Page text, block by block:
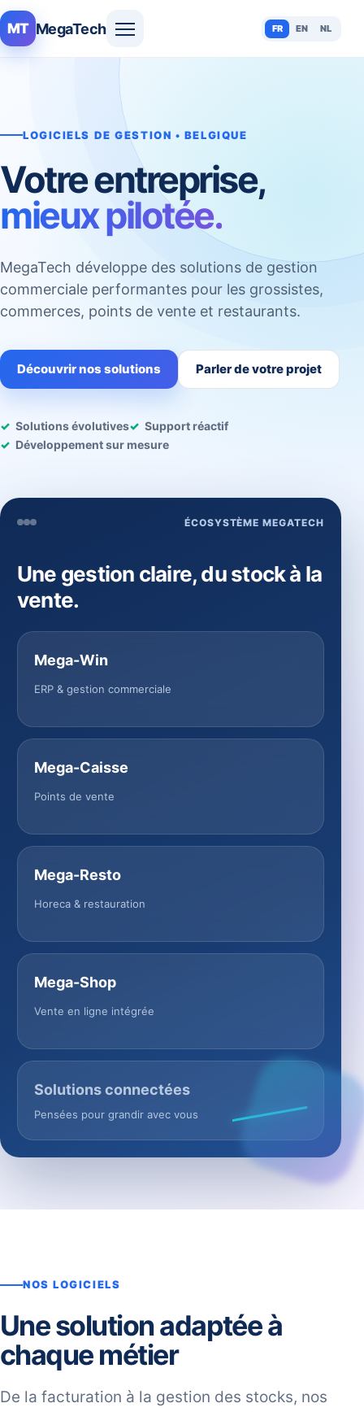
MT MegaTech FR EN NL
LOGICIELS DE GESTION • BELGIQUE
Votre entreprise,
mieux pilotée.
MegaTech développe des solutions de gestion
commerciale performantes pour les grossistes,
commerces, points de vente et restaurants.
Découvrir nos solutions Parler de votre projet
Solutions évolutives
Support réactif
Développement sur mesure
ÉCOSYSTÈME MEGATECH
Une gestion claire, du stock à la
vente.
Mega-Win
ERP & gestion commerciale
Mega-Caisse
Points de vente
Mega-Resto
Horeca & restauration
Mega-Shop
Vente en ligne intégrée
Solutions connectées
Pensées pour grandir avec vous
NOS LOGICIELS
Une solution adaptée à
chaque métier
De la facturation à la gestion des stocks, nos